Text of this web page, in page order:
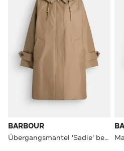
BARBOUR
Übergangsmantel 'Sadie' beige